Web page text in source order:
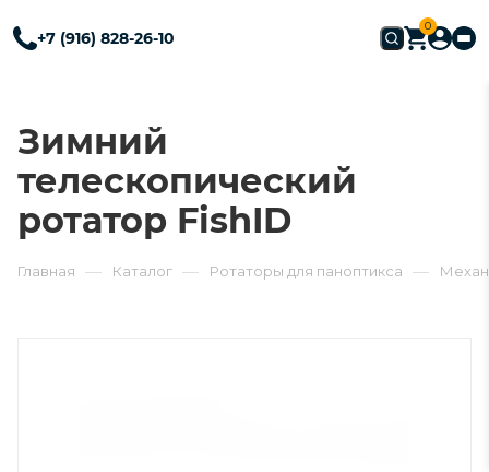
+7 (916) 828-26-10
0
Зимний
телескопический
ротатор FishID
Главная — Каталог — Ротаторы для паноптикса —